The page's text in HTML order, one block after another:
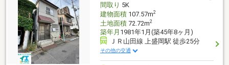
間取り 5K
建物面積107.57m2
土地面積72.72m2
築年月 1981年1月(築45年8ヶ月)
ＪＲ山田線 上盛岡駅 徒歩25分
その他の交通